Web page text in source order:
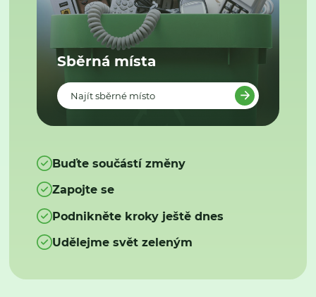
Sběrná místa
Najít sběrné místo
Buďte součástí změny
Zapojte se
Podnikněte kroky ještě dnes
Udělejme svět zeleným